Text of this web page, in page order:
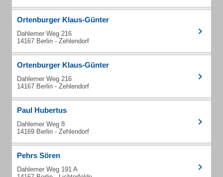
Ortenburger Klaus-Günter
Dahlemer Weg 216
14167 Berlin - Zehlendorf
Ortenburger Klaus-Günter
Dahlemer Weg 216
14167 Berlin - Zehlendorf
Paul Hubertus
Dahlemer Weg 8
14169 Berlin - Zehlendorf
Pehrs Sören
Dahlemer Weg 191 A